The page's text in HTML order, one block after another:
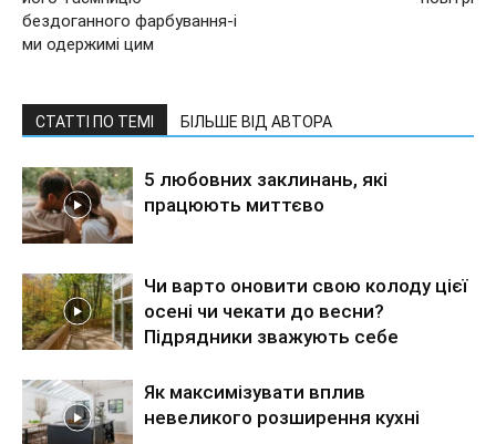
бездоганного фарбування-і
ми одержимі цим
СТАТТІ ПО ТЕМІ БІЛЬШЕ ВІД АВТОРА
5 любовних заклинань, які
працюють миттєво
Чи варто оновити свою колоду цієї
осені чи чекати до весни?
Підрядники зважують себе
Як максимізувати вплив
невеликого розширення кухні